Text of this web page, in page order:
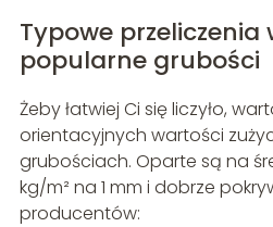
Typowe przeliczenia
popularne grubości
Żeby łatwiej Ci się liczyło,
orientacyjnych wartości
grubościach. Oparte są na
kg/m² na 1 mm i dobrze
producentów: